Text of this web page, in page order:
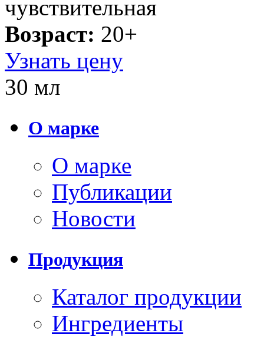
чувствительная
Возраст: 20+
Узнать цену
30 мл
О марке
О марке
Публикации
Новости
Продукция
Каталог продукции
Ингредиенты